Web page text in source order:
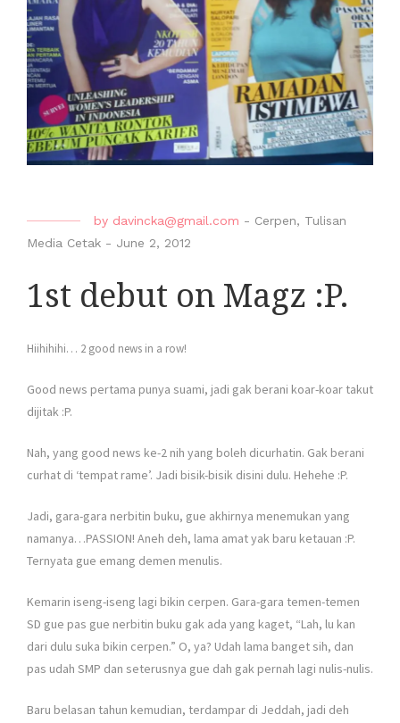
by davincka@gmail.com - Cerpen, Tulisan
Media Cetak - June 2, 2012
1st debut on Magz :P.
Hiihihihi… 2 good news in a row!
Good news pertama punya suami, jadi gak berani koar-koar takut
dijitak :P.
Nah, yang good news ke-2 nih yang boleh dicurhatin. Gak berani
curhat di ‘tempat rame’. Jadi bisik-bisik disini dulu. Hehehe :P.
Jadi, gara-gara nerbitin buku, gue akhirnya menemukan yang
namanya…PASSION! Aneh deh, lama amat yak baru ketauan :P.
Ternyata gue emang demen menulis.
Kemarin iseng-iseng lagi bikin cerpen. Gara-gara temen-temen
SD gue pas gue nerbitin buku gak ada yang kaget, “Lah, lu kan
dari dulu suka bikin cerpen.” O, ya? Udah lama banget sih, dan
pas udah SMP dan seterusnya gue dah gak pernah lagi nulis-nulis.
Baru belasan tahun kemudian, terdampar di Jeddah, jadi deh